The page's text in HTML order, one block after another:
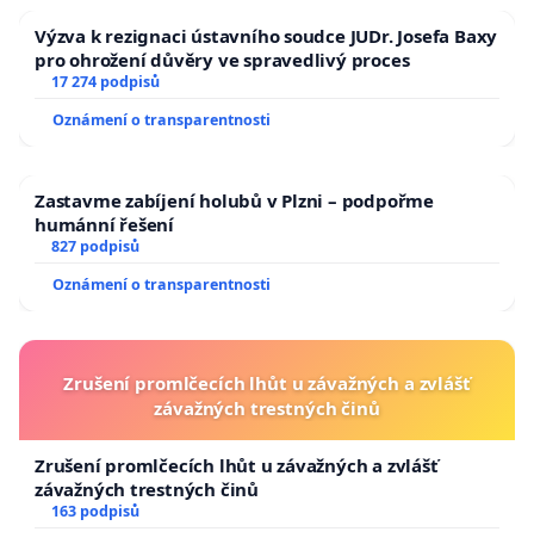
Výzva k rezignaci ústavního soudce JUDr. Josefa Baxy
pro ohrožení důvěry ve spravedlivý proces
17 274 podpisů
Oznámení o transparentnosti
Zastavme zabíjení holubů v Plzni – podpořme
humánní řešení
827 podpisů
Oznámení o transparentnosti
Zrušení promlčecích lhůt u závažných a zvlášť
závažných trestných činů
Zrušení promlčecích lhůt u závažných a zvlášť
závažných trestných činů
163 podpisů